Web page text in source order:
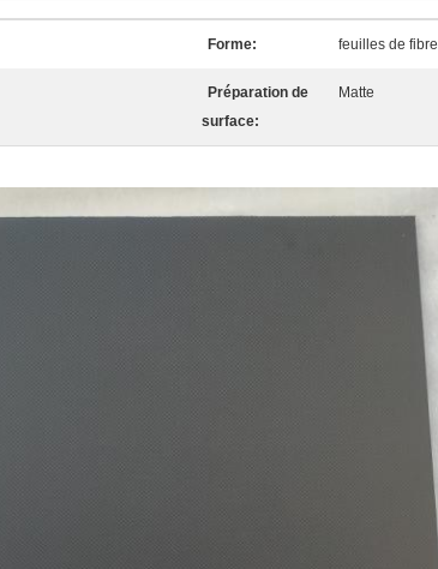
Forme: feuilles de
Préparation de
surface:
Matte